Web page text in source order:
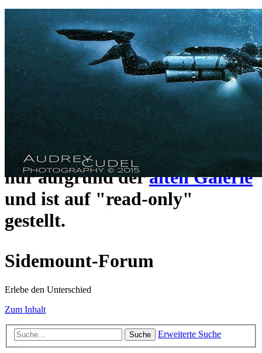
Das Sidemount-Forum ist auf
ein neues Forensystem
umgezogen und wie gewohnt
unterhttps://www.sidemount-
forum.com
erreichbar.
Das alte Forum hier existiert
nur aufgrund deralten Galerie
und ist auf "read-only"
gestellt.
Sidemount-Forum
Erlebe den Unterschied
Zum Inhalt
Suche Erweiterte Suche